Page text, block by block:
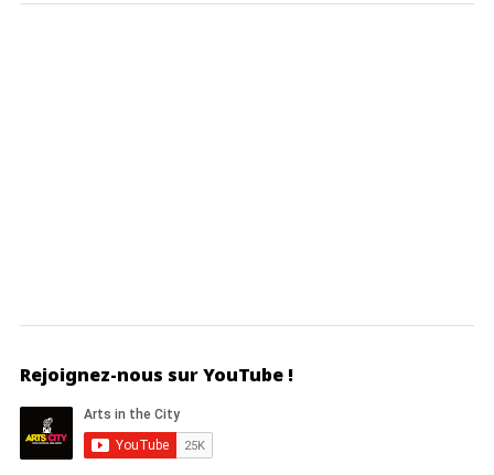
Rejoignez-nous sur YouTube !